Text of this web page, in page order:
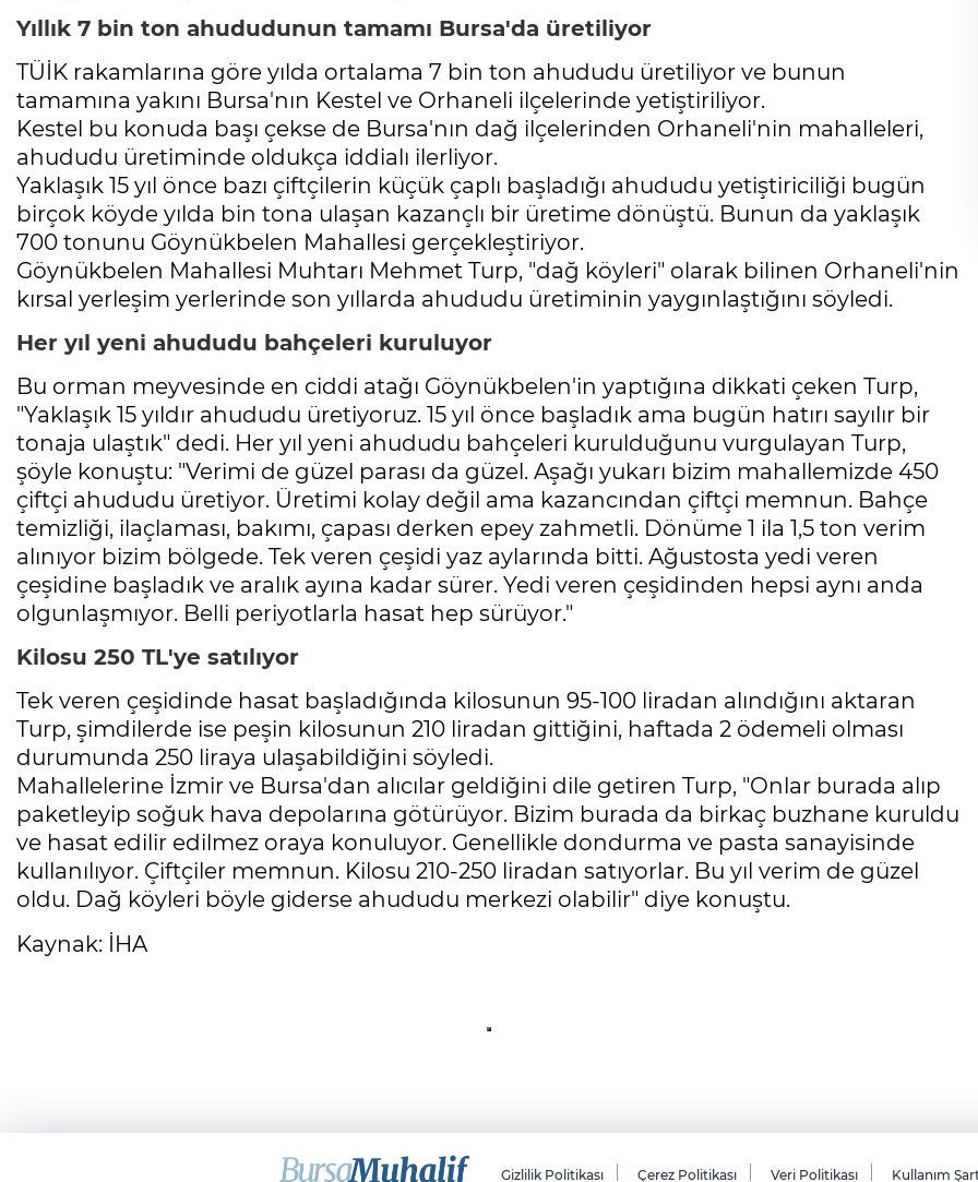
Yıllık 7 bin ton ahududunun tamamı Bursa'da üretiliyor
TÜİK rakamlarına göre yılda ortalama 7 bin ton ahududu üretiliyor ve bunun
tamamına yakını Bursa'nın Kestel ve Orhaneli ilçelerinde yetiştiriliyor.
Kestel bu konuda başı çekse de Bursa'nın dağ ilçelerinden Orhaneli'nin mahalleleri,
ahududu üretiminde oldukça iddialı ilerliyor.
Yaklaşık 15 yıl önce bazı çiftçilerin küçük çaplı başladığı ahududu yetiştiriciliği bugün
birçok köyde yılda bin tona ulaşan kazançlı bir üretime dönüştü. Bunun da yaklaşık
700 tonunu Göynükbelen Mahallesi gerçekleştiriyor.
Göynükbelen Mahallesi Muhtarı Mehmet Turp, "dağ köyleri" olarak bilinen Orhaneli'nin
kırsal yerleşim yerlerinde son yıllarda ahududu üretiminin yaygınlaştığını söyledi.
Her yıl yeni ahududu bahçeleri kuruluyor
Bu orman meyvesinde en ciddi atağı Göynükbelen'in yaptığına dikkati çeken Turp,
"Yaklaşık 15 yıldır ahududu üretiyoruz. 15 yıl önce başladık ama bugün hatırı sayılır bir
tonaja ulaştık" dedi. Her yıl yeni ahududu bahçeleri kurulduğunu vurgulayan Turp,
şöyle konuştu: "Verimi de güzel parası da güzel. Aşağı yukarı bizim mahallemizde 450
çiftçi ahududu üretiyor. Üretimi kolay değil ama kazancından çiftçi memnun. Bahçe
temizliği, ilaçlaması, bakımı, çapası derken epey zahmetli. Dönüme 1 ila 1,5 ton verim
alınıyor bizim bölgede. Tek veren çeşidi yaz aylarında bitti. Ağustosta yedi veren
çeşidine başladık ve aralık ayına kadar sürer. Yedi veren çeşidinden hepsi aynı anda
olgunlaşmıyor. Belli periyotlarla hasat hep sürüyor."
Kilosu 250 TL'ye satılıyor
Tek veren çeşidinde hasat başladığında kilosunun 95-100 liradan alındığını aktaran
Turp, şimdilerde ise peşin kilosunun 210 liradan gittiğini, haftada 2 ödemeli olması
durumunda 250 liraya ulaşabildiğini söyledi.
Mahallelerine İzmir ve Bursa'dan alıcılar geldiğini dile getiren Turp, "Onlar burada alıp
paketleyip soğuk hava depolarına götürüyor. Bizim burada da birkaç buzhane kuruldu
ve hasat edilir edilmez oraya konuluyor. Genellikle dondurma ve pasta sanayisinde
kullanılıyor. Çiftçiler memnun. Kilosu 210-250 liradan satıyorlar. Bu yıl verim de güzel
oldu. Dağ köyleri böyle giderse ahududu merkezi olabilir" diye konuştu.
Kaynak: İHA
Gizlilik Politikası Çerez Politikası Veri Politikası Kullanım